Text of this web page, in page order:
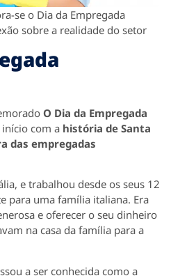
se o Dia da Empregada
sobre a realidade do setor
O Dia da Empregada
início com a história de Santa
das empregadas
e trabalhou desde os seus 12
para uma família italiana. Era
e oferecer o seu dinheiro
na casa da família para a
a ser conhecida como a